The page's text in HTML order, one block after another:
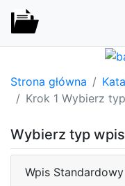
Strona główna
Krok 1 Wybierz
Wybierz typ
Wpis